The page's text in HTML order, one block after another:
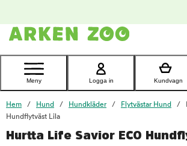
Kontakta
Meny Logga in Kundvagn
Hem Hund Hundkläder Flytvästar Hund
Hundflytväst Lila
Hurtta Life Savior ECO
foo